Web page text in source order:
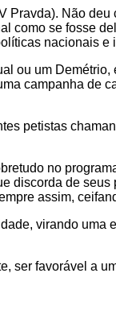
Não
como se fosse
nacionais e
ou um
campanha de
no
de
assim,
virando
favorável a